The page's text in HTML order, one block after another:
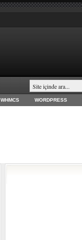
WHMCS WORDPRESS